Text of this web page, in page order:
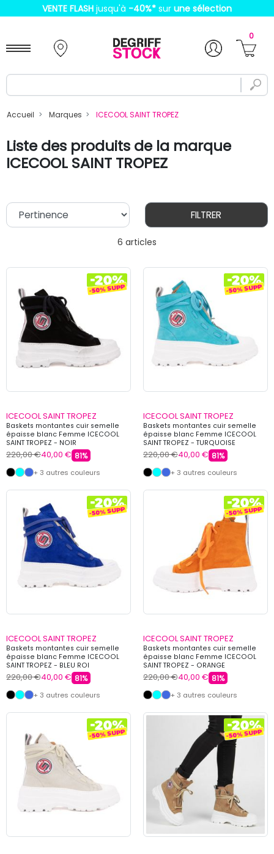
VENTE FLASH jusqu'à -40%* sur une sélection
0
Accueil Marques ICECOOL SAINT TROPEZ
Liste des produits de la marque
ICECOOL SAINT TROPEZ
6 articles
FILTRER
ICECOOL SAINT TROPEZ
Baskets montantes cuir semelle
épaisse blanc Femme ICECOOL
SAINT TROPEZ - NOIR
220,00 €40,00 € 81%
+ 3 autres couleurs
ICECOOL SAINT TROPEZ
Baskets montantes cuir semelle
épaisse blanc Femme ICECOOL
SAINT TROPEZ - TURQUOISE
220,00 €40,00 € 81%
+ 3 autres couleurs
ICECOOL SAINT TROPEZ
Baskets montantes cuir semelle
épaisse blanc Femme ICECOOL
SAINT TROPEZ - BLEU ROI
220,00 €40,00 € 81%
+ 3 autres couleurs
ICECOOL SAINT TROPEZ
Baskets montantes cuir semelle
épaisse blanc Femme ICECOOL
SAINT TROPEZ - ORANGE
220,00 €40,00 € 81%
+ 3 autres couleurs